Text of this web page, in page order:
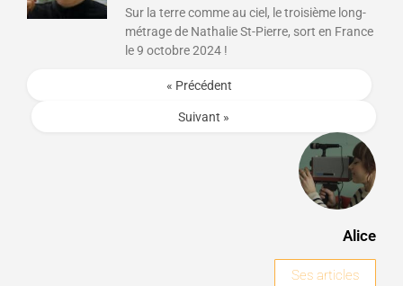
Alice
Ses articles
Sur la terre comme au ciel, le troisième long-
métrage de Nathalie St-Pierre, sort en France
le 9 octobre 2024 !
« Précédent
Suivant »